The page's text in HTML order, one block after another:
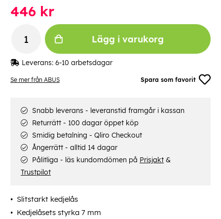
Se mer från ABUS Spara som favorit
Slitstarkt kedjelås
Kedjelåsets styrka 7 mm
446 kr
Lägg i varukorg
Leverans: 6-10 arbetsdagar
Snabb leverans - leveranstid framgår i kassan
Returrätt - 100 dagar öppet köp
Smidig betalning - Qliro Checkout
Ångerrätt - alltid 14 dagar
Pålitliga - läs kundomdömen på Prisjakt &
Trustpilot